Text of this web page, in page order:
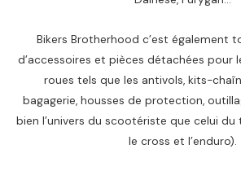
Bikers Brotherhood c’est également
d’accessoires et pièces détachées pour
roues tels que les antivols, kits-
bagagerie, housses de protection,
bien l’univers du scootériste que celui
le cross et l’enduro).